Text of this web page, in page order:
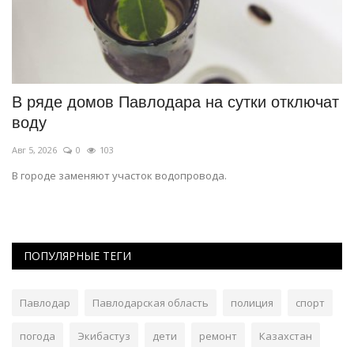
В ряде домов Павлодара на сутки отключат
воду
Авг 5, 2026 0 103
В городе заменяют участок водопровода.
ПОПУЛЯРНЫЕ ТЕГИ
Павлодар Павлодарская область полиция спорт
погода Экибастуз дети ремонт Казахстан